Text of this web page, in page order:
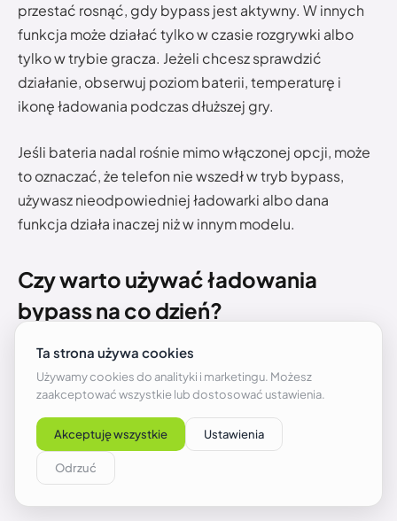
przestać rosnąć, gdy bypass jest aktywny. W innych
funkcja może działać tylko w czasie rozgrywki albo
tylko w trybie gracza. Jeżeli chcesz sprawdzić
działanie, obserwuj poziom baterii, temperaturę i
ikonę ładowania podczas dłuższej gry.
Jeśli bateria nadal rośnie mimo włączonej opcji, może
to oznaczać, że telefon nie wszedł w tryb bypass,
używasz nieodpowiedniej ładowarki albo dana
funkcja działa inaczej niż w innym modelu.
Czy warto używać ładowania
bypass na co dzień?
Warto używać ładowania bypass wtedy, gdy telefon
jest długo podłączony do zasilania i jednocześnie
mocno obciążony. Najlepsze przykłady to granie,
emulatory, długie rozmowy wideo albo nawigacja w
samochodzie. W takich sytuacjach telefon przez długi
czas pracuje pod obciążeniem, więc ograniczenie
ładowania baterii może pomóc.